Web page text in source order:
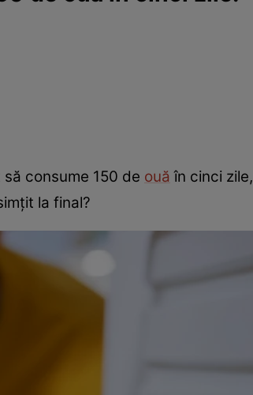
consume 150 de ouă în cinci zile,
la final?